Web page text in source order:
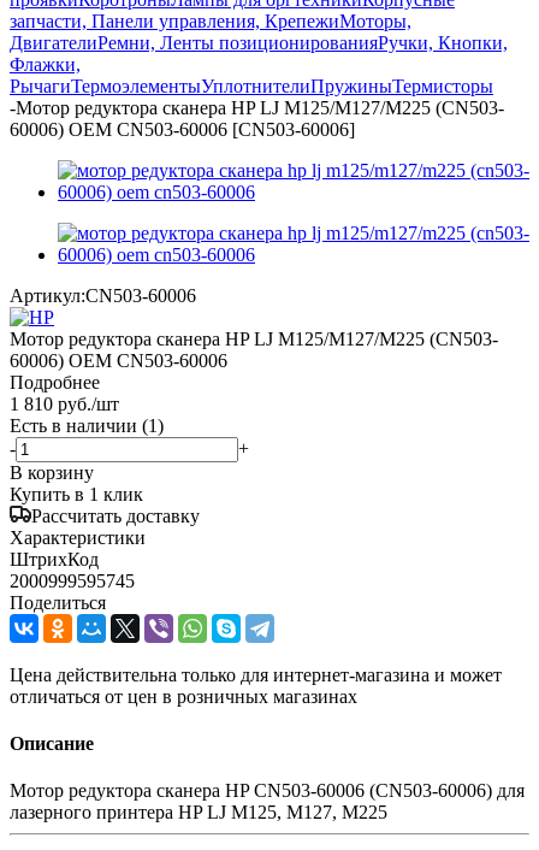
запчасти, Панели управления, КрепежиМоторы,
ДвигателиРемни, Ленты позиционированияРучки, Кнопки,
Флажки,
РычагиТермоэлементыУплотнителиПружиныТермисторы
-Мотор редуктора сканера HP LJ M125/M127/M225 (CN503-
60006) OEM CN503-60006 [CN503-60006]
Артикул:CN503-60006
Мотор редуктора сканера HP LJ M125/M127/M225 (CN503-
60006) OEM CN503-60006
Подробнее
1 810 руб./шт
Есть в наличии (1)
-
+
В корзину
Купить в 1 клик
Рассчитать доставку
Характеристики
ШтрихКод
2000999595745
Поделиться
Цена действительна только для интернет-магазина и может
отличаться от цен в розничных магазинах
Описание
Мотор редуктора сканера HP CN503-60006 (CN503-60006) для
лазерного принтера HP LJ M125, M127, M225